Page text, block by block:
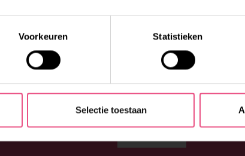
Voorkeuren Statistieken
Selectie toestaan